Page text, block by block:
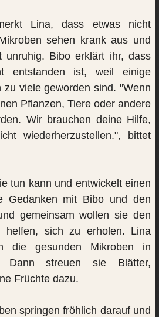
Lina, dass etwas nicht
sehen krank aus und
unruhig. Bibo erklärt ihr, dass
entstanden ist, weil einige
zu viele geworden sind. "Wenn
Pflanzen, Tiere oder andere
Wir brauchen deine Hilfe,
wiederherzustellen.", bittet
tun kann und entwickelt einen
Gedanken mit Bibo und den
gemeinsam wollen sie den
helfen, sich zu erholen. Lina
die gesunden Mikroben in
Dann streuen sie Blätter,
Früchte dazu.
springen fröhlich darauf und